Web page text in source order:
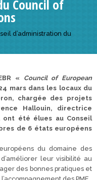
Numérique
européens
Council of
d’administration du
« Council of European
mars dans les locaux du
chargée des projets
Hallouin, directrice
ont été élues au Conseil
de 6 états européens
du domaine des
leur visibilité au
des bonnes pratiques et